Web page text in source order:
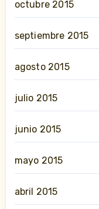
octubre 2015
septiembre 2015
agosto 2015
julio 2015
junio 2015
mayo 2015
abril 2015